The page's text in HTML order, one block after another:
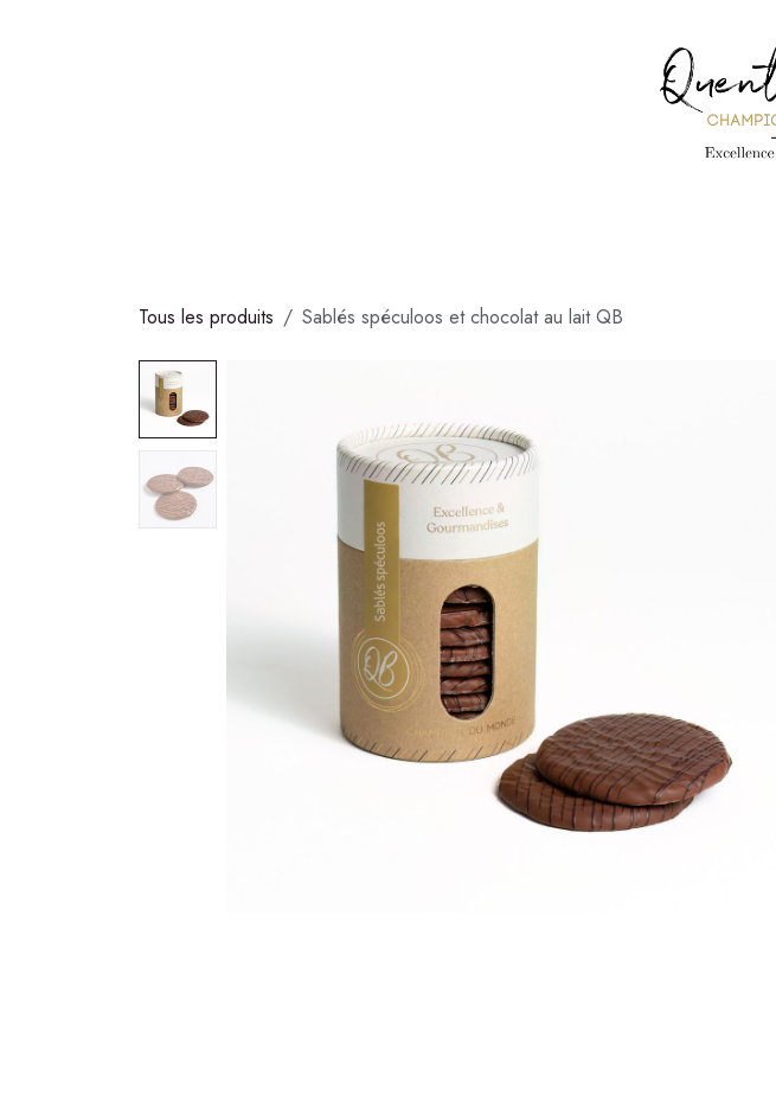
Tous les produits Sablés spéculoos et chocolat au lait QB